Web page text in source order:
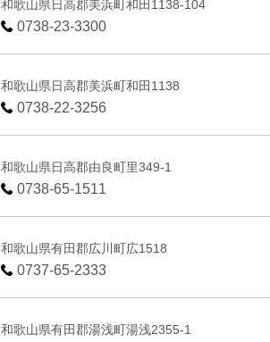
和歌山県日高郡美浜町和田1138-104
0738-23-3300
和歌山県日高郡美浜町和田1138
0738-22-3256
和歌山県日高郡由良町里349-1
0738-65-1511
和歌山県有田郡広川町広1518
0737-65-2333
和歌山県有田郡湯浅町湯浅2355-1